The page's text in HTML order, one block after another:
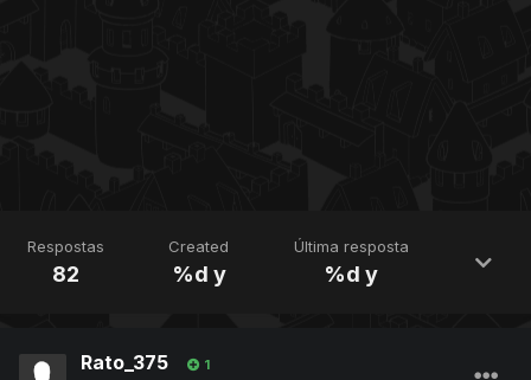
Respostas
82
Created
%d y
Última resposta
%d y
Rato_375 1